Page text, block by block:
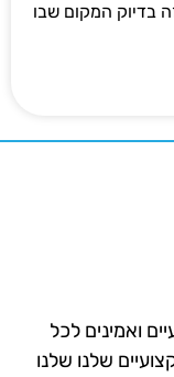
בדיוק המקום שבו
ואמינים לכל
שלנו שלנו